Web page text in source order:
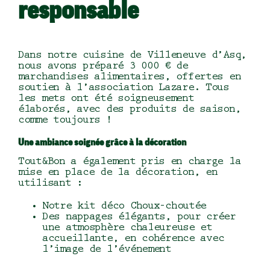
responsable
Dans notre cuisine de Villeneuve d’Asq,
nous avons préparé 3 000 € de
marchandises alimentaires, offertes en
soutien à l’association Lazare. Tous
les mets ont été soigneusement
élaborés, avec des produits de saison,
comme toujours !
Une ambiance soignée grâce à la décoration
Tout&Bon a également pris en charge la
mise en place de la décoration, en
utilisant :
Notre kit déco Choux-choutée
Des nappages élégants, pour créer
une atmosphère chaleureuse et
accueillante, en cohérence avec
l’image de l’événement